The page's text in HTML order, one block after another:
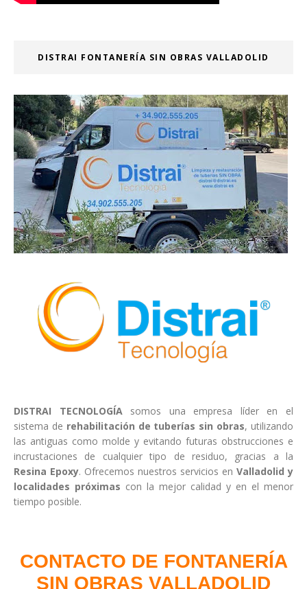
DISTRAI FONTANERÍA SIN OBRAS VALLADOLID
DISTRAI TECNOLOGÍA somos una empresa líder en el
sistema de rehabilitación de tuberías sin obras, utilizando
las antiguas como molde y evitando futuras obstrucciones e
incrustaciones de cualquier tipo de residuo, gracias a la
Resina Epoxy. Ofrecemos nuestros servicios en Valladolid y
localidades próximas con la mejor calidad y en el menor
tiempo posible.
CONTACTO DE FONTANERÍA
SIN OBRAS VALLADOLID